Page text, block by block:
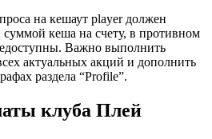
на кешаут player должен
суммой кеша на счету, в противном
Важно выполнить
актуальных акций и дополнить
раздела “Profile”.
клуба Плей